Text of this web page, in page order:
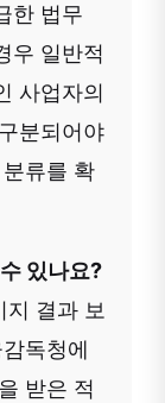
한 법무
우 일반적
사업자의
분되어야
류를 확
있나요?
지 결과 보
독청에
받은 적